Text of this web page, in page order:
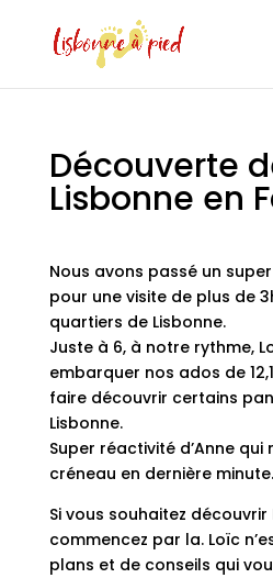
Découverte
Lisbonne en
Nous avons passé un
pour une visite de plus de
quartiers de Lisbonne.
Juste à 6, à notre rythme,
embarquer nos ados de
faire découvrir certains
Lisbonne.
Super réactivité d’Anne
créneau en dernière minute.
Si vous souhaitez découvrir
commencez par la. Loïc
plans et de conseils qui